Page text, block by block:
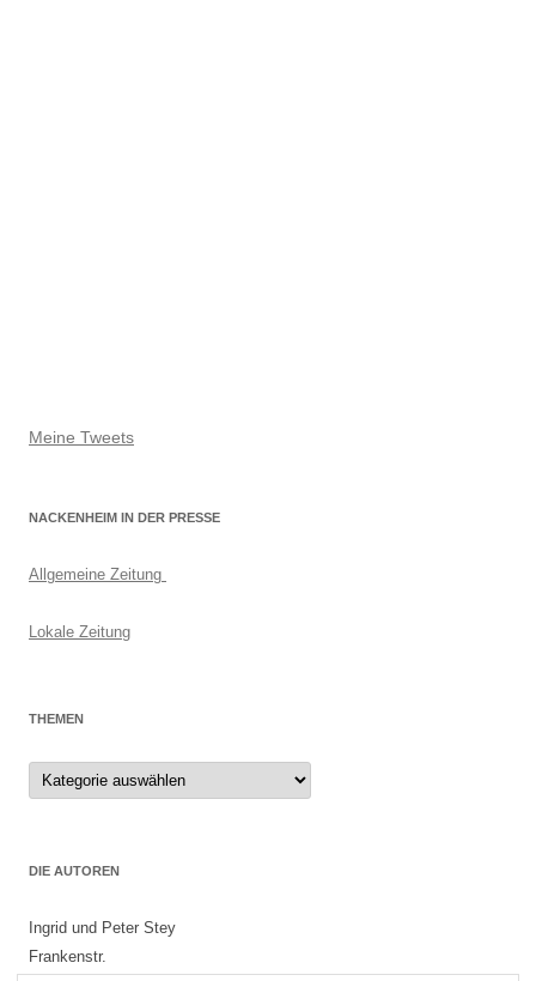
Meine Tweets
NACKENHEIM IN DER PRESSE
Allgemeine Zeitung
Lokale Zeitung
THEMEN
Themen
DIE AUTOREN
Ingrid und Peter Stey
Frankenstr.